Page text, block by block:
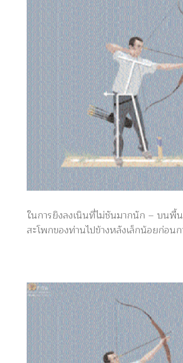
ในการยิงลงเนินที่ไม่ชันมากนัก – บนพื้
สะโพกของท่านไปข้างหลังเล็กน้อยก่อนก